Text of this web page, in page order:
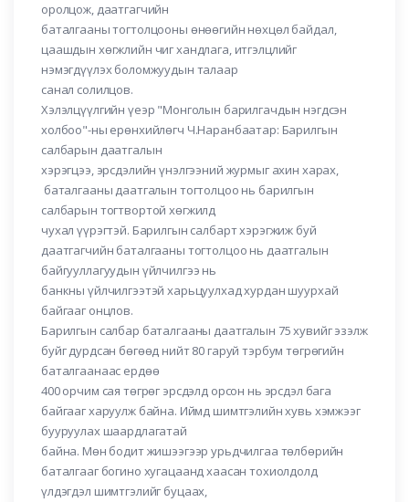
оролцож, даатгагчийн
баталгааны тогтолцооны өнөөгийн нөхцөл байдал,
цаашдын хөгжлийн чиг хандлага, итгэлцлийг
нэмэгдүүлэх боломжуудын талаар
санал солилцов.
Хэлэлцүүлгийн үеэр "Монголын барилгачдын нэгдсэн
холбоо"-ны ерөнхийлөгч Ч.Наранбаатар: Барилгын
салбарын даатгалын
хэрэгцээ, эрсдэлийн үнэлгээний журмыг ахин харах,
баталгааны даатгалын тогтолцоо нь барилгын
салбарын тогтвортой хөгжилд
чухал үүрэгтэй. Барилгын салбарт хэрэгжиж буй
даатгагчийн баталгааны тогтолцоо нь даатгалын
байгууллагуудын үйлчилгээ нь
банкны үйлчилгээтэй харьцуулхад хурдан шуурхай
байгааг онцлов.
Барилгын салбар баталгааны даатгалын 75 хувийг эзэлж
буйг дурдсан бөгөөд нийт 80 гаруй тэрбум төгрөгийн
баталгаанаас ердөө
400 орчим сая төгрөг эрсдэлд орсон нь эрсдэл бага
байгааг харуулж байна. Иймд шимтгэлийн хувь хэмжээг
бууруулах шаардлагатай
байна. Мөн бодит жишээгээр урьдчилгаа төлбөрийн
баталгааг богино хугацаанд хаасан тохиолдолд
үлдэгдэл шимтгэлийг буцаах,